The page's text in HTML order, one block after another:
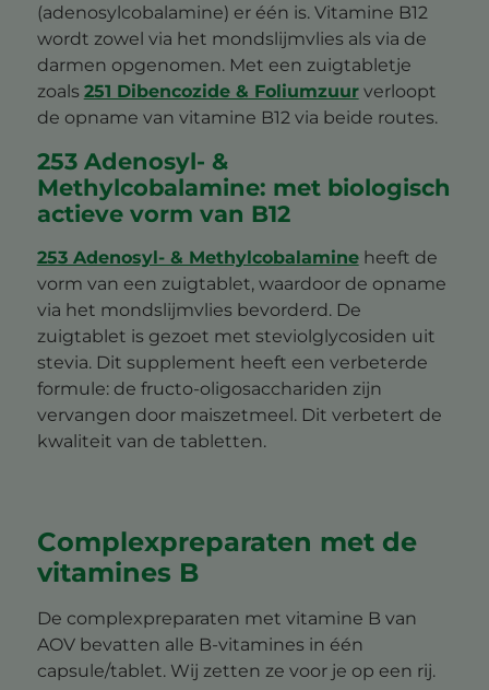
(adenosylcobalamine) er één is. Vitamine B12
wordt zowel via het mondslijmvlies als via de
darmen opgenomen. Met een zuigtabletje
zoals 251 Dibencozide & Foliumzuurverloopt
de opname van vitamine B12 via beide routes.
253 Adenosyl- &
Methylcobalamine: met biologisch
actieve vorm van B12
253 Adenosyl- & Methylcobalamineheeft de
vorm van een zuigtablet, waardoor de opname
via het mondslijmvlies bevorderd. De
zuigtablet is gezoet met steviolglycosiden uit
stevia. Dit supplement heeft een verbeterde
formule: de fructo-oligosacchariden zijn
vervangen door maiszetmeel. Dit verbetert de
kwaliteit van de tabletten.
Complexpreparaten met de
vitamines B
De complexpreparaten met vitamine B van
AOV bevatten alle B-vitamines in één
capsule/tablet. Wij zetten ze voor je op een rij.